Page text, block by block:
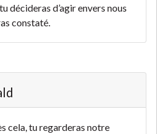
décideras d’agir envers nous
constaté.
cela, tu regarderas notre